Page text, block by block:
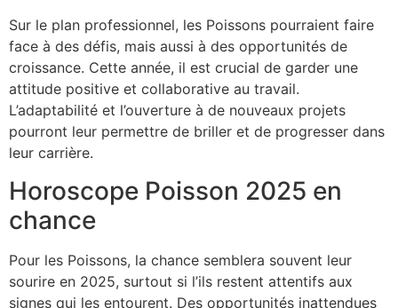
Sur le plan professionnel, les Poissons pourraient faire
face à des défis, mais aussi à des opportunités de
croissance. Cette année, il est crucial de garder une
attitude positive et collaborative au travail.
L’adaptabilité et l’ouverture à de nouveaux projets
pourront leur permettre de briller et de progresser dans
leur carrière.
Horoscope Poisson 2025 en
chance
Pour les Poissons, la chance semblera souvent leur
sourire en 2025, surtout si l’ils restent attentifs aux
signes qui les entourent. Des opportunités inattendues